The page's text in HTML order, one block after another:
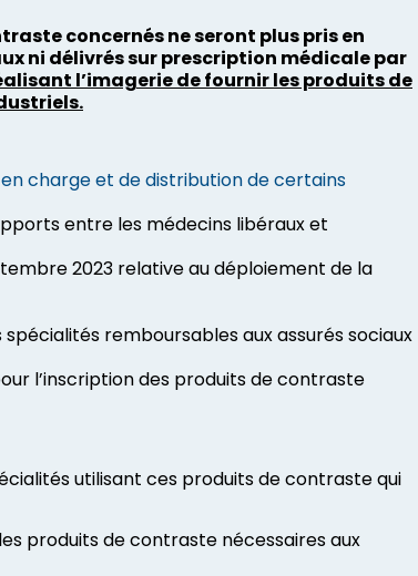
concernés ne seront plus pris en
ni délivrés sur prescription médicale par
l’imagerie de fournir les produits de
charge et de distribution de certains
entre les médecins libéraux et
2023 relative au déploiement de la
remboursables aux assurés sociaux
l’inscription des produits de contraste
utilisant ces produits de contraste qui
produits de contraste nécessaires aux